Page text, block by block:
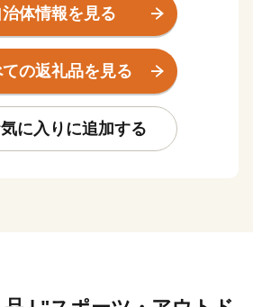
機関、世界的なビジネス街として発
町、落ち着いた景観とたたずまいを
電気街やポップカルチャーの発信地
店街の神保町、スポーツ店街の小川
います。
の名所である千鳥ヶ淵、歴史と風格
治体情報を見る
の返礼品を見る
に入りに追加する